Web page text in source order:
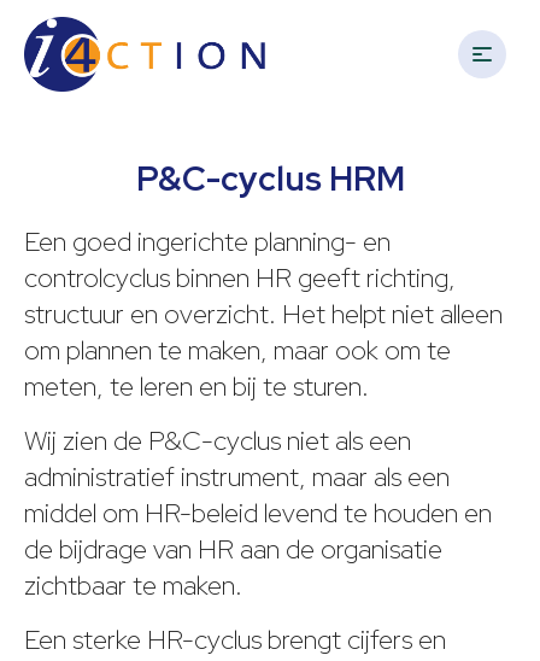
Spring
naar
de
Door
naar
de
Spring
naar
de
your
business
P&C-cyclus HRM
Een goed ingerichte planning- en
controlcyclus binnen HR geeft richting,
structuur en overzicht. Het helpt niet alleen
om plannen te maken, maar ook om te
meten, te leren en bij te sturen.
Wij zien de P&C-cyclus niet als een
administratief instrument, maar als een
middel om HR-beleid levend te houden en
de bijdrage van HR aan de organisatie
zichtbaar te maken.
Een sterke HR-cyclus brengt cijfers en